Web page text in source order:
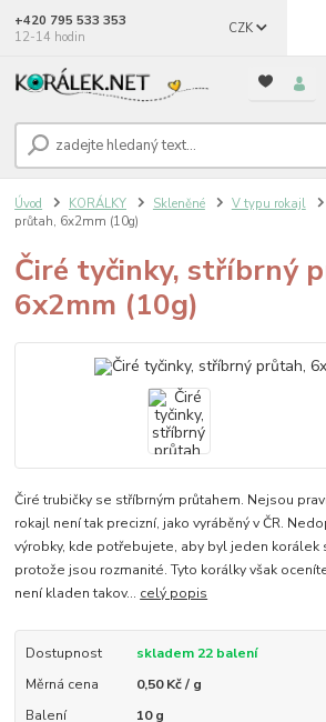
CZK
+420 795 533 353
12-14 hodin
Úvod KORÁLKY Skleněné V typu rokajl
průtah, 6x2mm (10g)
Čiré tyčinky, stříbrný
6x2mm (10g)
Čiré trubičky se stříbrným průtahem. Nejsou
rokajl není tak precizní, jako vyráběný v ČR.
výrobky, kde potřebujete, aby byl jeden korálek
protože jsou rozmanité. Tyto korálky však
není kladen takov... celý popis
Dostupnost
skladem 22 balení
Měrná cena
0,50 Kč / g
Balení
10 g